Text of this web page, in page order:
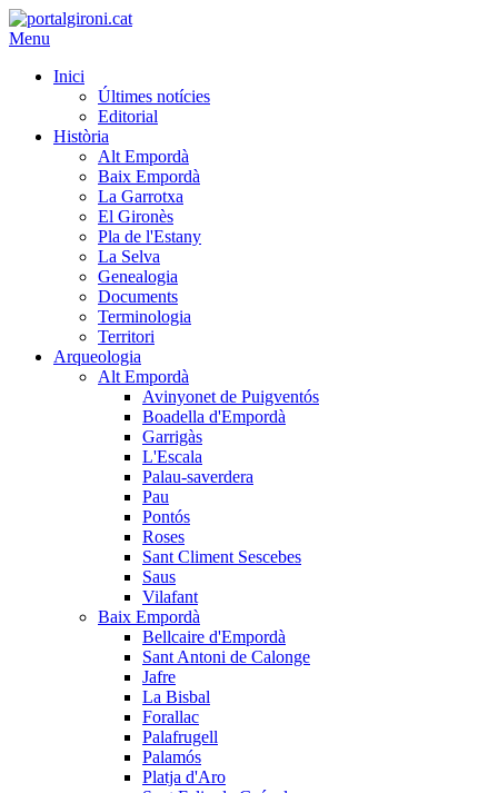
Menu
Inici
Últimes notícies
Editorial
Història
Alt Empordà
Baix Empordà
La Garrotxa
El Gironès
Pla de l'Estany
La Selva
Genealogia
Documents
Terminologia
Territori
Arqueologia
Alt Empordà
Avinyonet de Puigventós
Boadella d'Empordà
Garrigàs
L'Escala
Palau-saverdera
Pau
Pontós
Roses
Sant Climent Sescebes
Saus
Vilafant
Baix Empordà
Bellcaire d'Empordà
Sant Antoni de Calonge
Jafre
La Bisbal
Forallac
Palafrugell
Palamós
Platja d'Aro